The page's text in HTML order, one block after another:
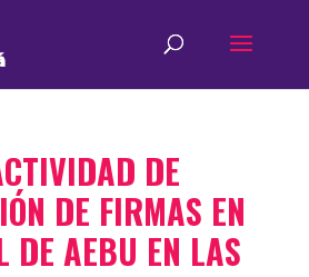
DE
DE FIRMAS EN
DE AEBU EN LAS